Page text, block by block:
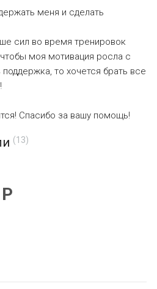
меня и сделать
сил во время тренировок
моя мотивация росла с
то хочется брать все
Спасибо за вашу помощь!
(13)